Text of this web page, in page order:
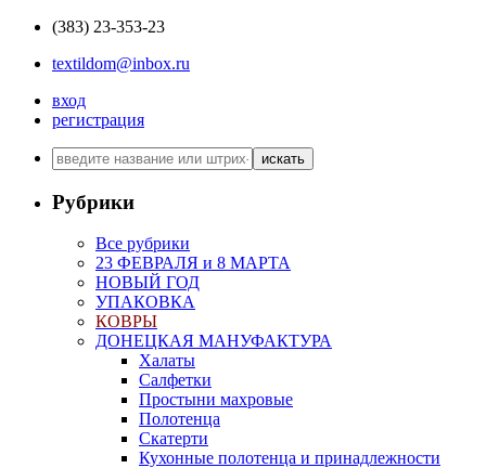
(383) 23-353-23
textildom@inbox.ru
вход
регистрация
искать
Рубрики
Все рубрики
23 ФЕВРАЛЯ и 8 МАРТА
НОВЫЙ ГОД
УПАКОВКА
КОВРЫ
ДОНЕЦКАЯ МАНУФАКТУРА
Халаты
Салфетки
Простыни махровые
Полотенца
Скатерти
Кухонные полотенца и принадлежности